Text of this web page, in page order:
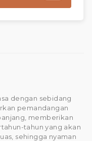
dengan sebidang
pemandangan
memberikan
tahun yang akan
sehingga nyaman